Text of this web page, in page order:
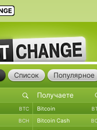
Список Популярное
BTC Bitcoin
BCH Bitcoin Cash